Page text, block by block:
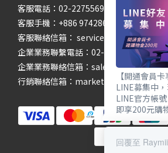
客服電話：02-22755699 #201 #202
客服手機：+886 974286654
客服聯絡信箱： service@raymii.com
企業業務聯繫電話：02-22755699 #302
企業業務聯絡信箱：sales@raymii.com
行銷聯絡信箱：
【開通會員
LINE募集中
LINE官方帳
即享200元購
回覆至